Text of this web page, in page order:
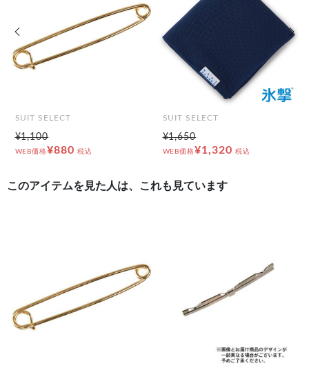
SUIT SELECT
¥1,100
WEB価格¥880 税込
SUIT SELECT
¥1,650
WEB価格¥1,320 税込
前の画像 次の
このアイテムを見た人は、これも見ています